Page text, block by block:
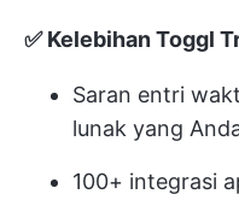
✅ Kelebihan Toggl
Saran entri
lunak yang
100+ integrasi